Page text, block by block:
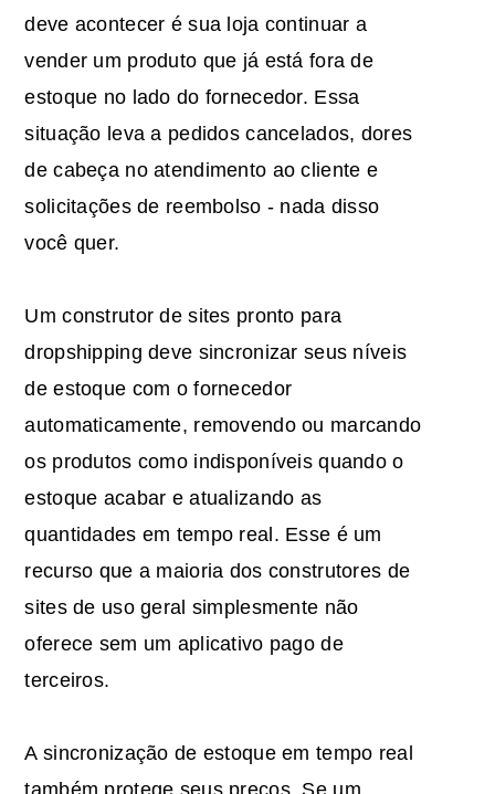
deve acontecer é sua loja continuar a
vender um produto que já está fora de
estoque no lado do fornecedor. Essa
situação leva a pedidos cancelados, dores
de cabeça no atendimento ao cliente e
solicitações de reembolso - nada disso
você quer.
Um construtor de sites pronto para
dropshipping deve sincronizar seus níveis
de estoque com o fornecedor
automaticamente, removendo ou marcando
os produtos como indisponíveis quando o
estoque acabar e atualizando as
quantidades em tempo real. Esse é um
recurso que a maioria dos construtores de
sites de uso geral simplesmente não
oferece sem um aplicativo pago de
terceiros.
A sincronização de estoque em tempo real
também protege seus preços. Se um